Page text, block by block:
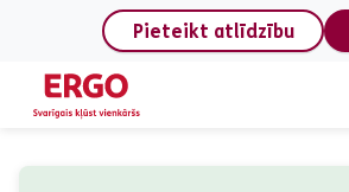
content
Pieteikt atlīdzību